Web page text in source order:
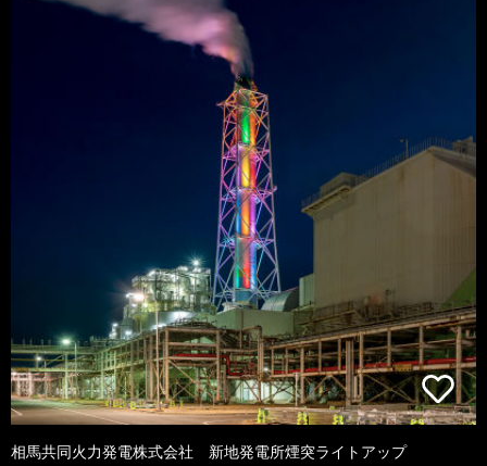
相馬共同火力発電株式会社 新地発電所煙突ライトアップ